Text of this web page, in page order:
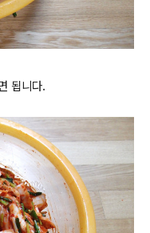
됩니다.